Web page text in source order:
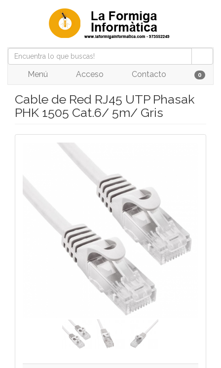
Menú Acceso Contacto 0
Cable de Red RJ45 UTP Phasak
PHK 1505 Cat.6/ 5m/ Gris